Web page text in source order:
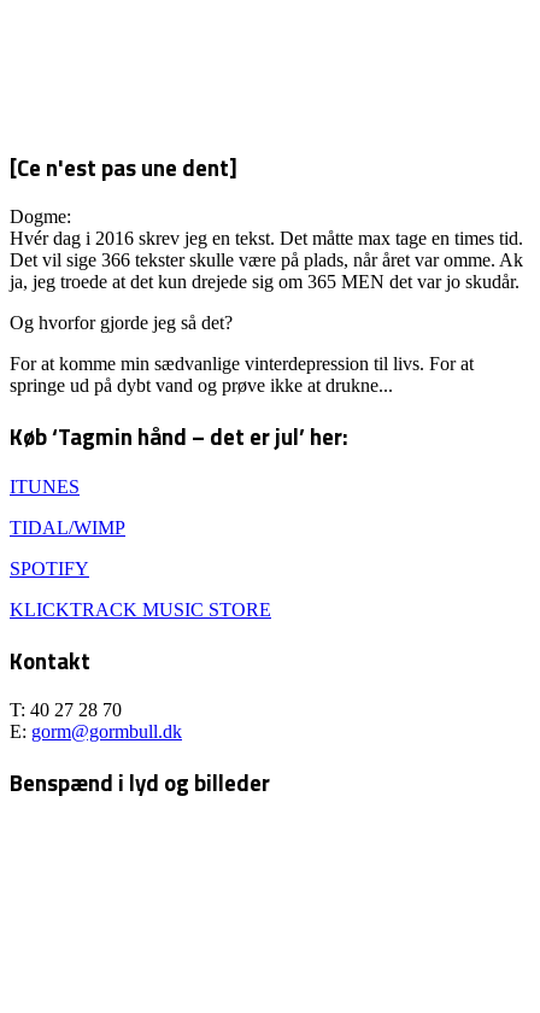
[Ce n'est pas une dent]
Dogme:
Hvér dag i 2016 skrev jeg en tekst. Det måtte max tage en times tid.
Det vil sige 366 tekster skulle være på plads, når året var omme. Ak
ja, jeg troede at det kun drejede sig om 365 MEN det var jo skudår.
Og hvorfor gjorde jeg så det?
For at komme min sædvanlige vinterdepression til livs. For at
springe ud på dybt vand og prøve ikke at drukne...
Køb ‘Tagmin hånd – det er jul’ her:
ITUNES
TIDAL/WIMP
SPOTIFY
KLICKTRACK MUSIC STORE
Kontakt
T: 40 27 28 70
E: gorm@gormbull.dk
Benspænd i lyd og billeder